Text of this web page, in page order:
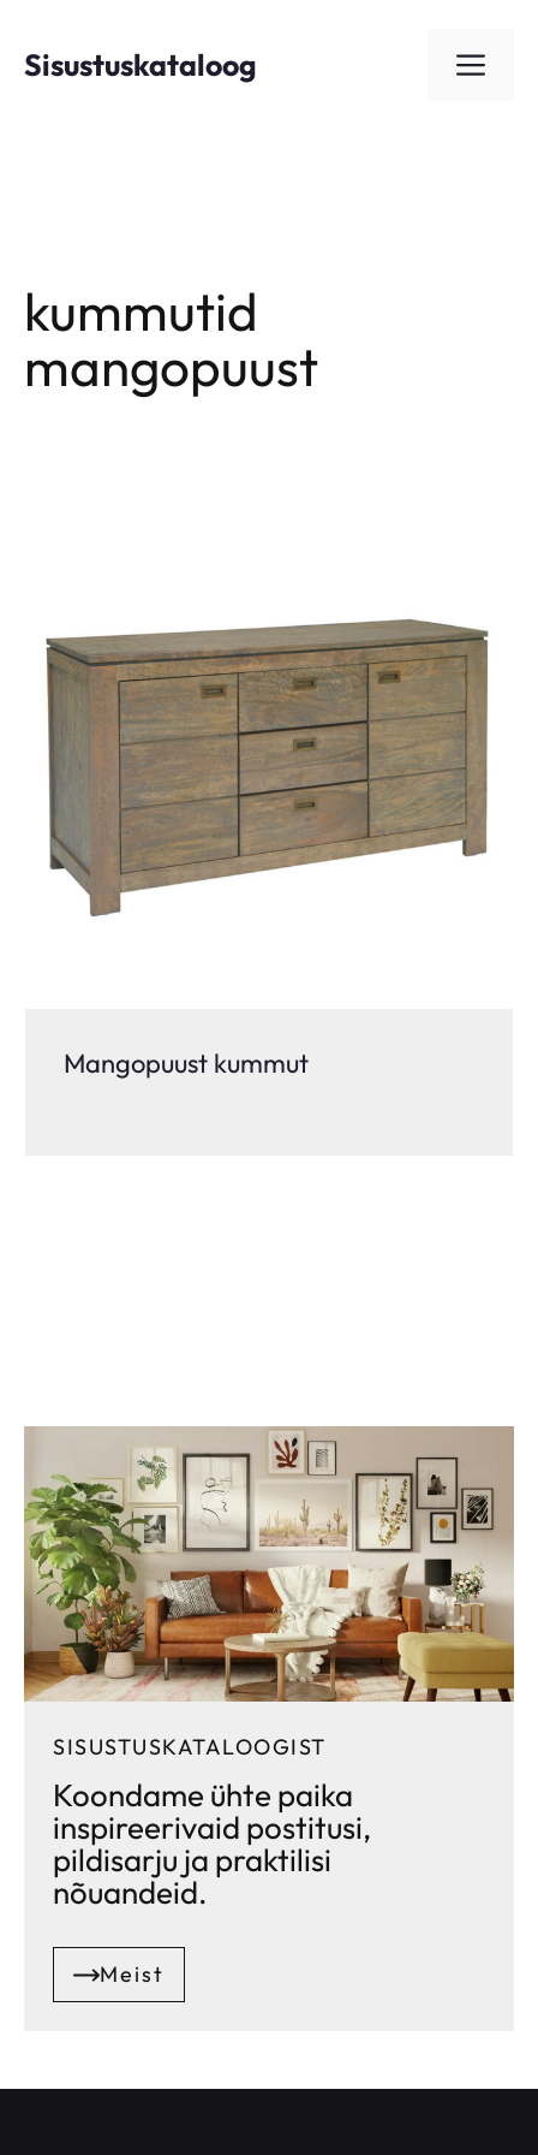
content
Sisustuskataloog
kummutid
mangopuust
Mangopuust kummut
SISUSTUSKATALOOGIST
Koondame ühte paika
inspireerivaid postitusi,
pildisarju ja praktilisi
nõuandeid.
Meist